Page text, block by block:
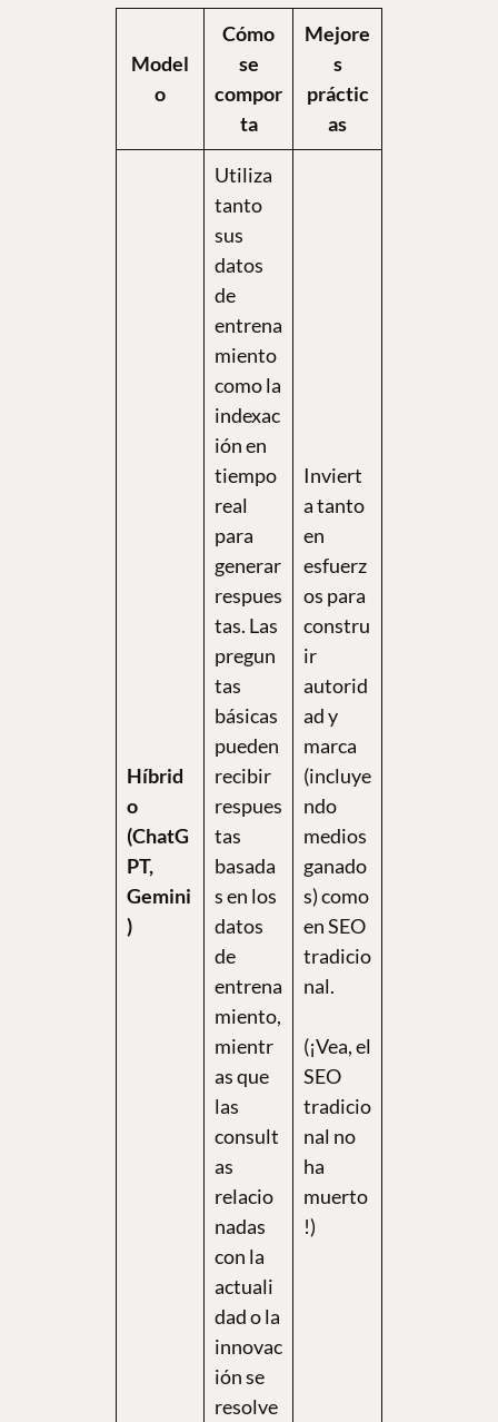
Model
o
Cómo
se
compor
ta
Mejore
s
práctic
as
Híbrid
o
(ChatG
PT,
Gemini
)
Utiliza
tanto
sus
datos
de
entrena
miento
como la
indexac
ión en
tiempo
real
para
generar
respues
tas. Las
pregun
tas
básicas
pueden
recibir
respues
tas
basada
s en los
datos
de
entrena
miento,
mientr
as que
las
consult
as
relacio
nadas
con la
actuali
dad o la
innovac
ión se
resolve
Inviert
a tanto
en
esfuerz
os para
constru
ir
autorid
ad y
marca
(incluye
ndo
medios
ganado
s) como
en SEO
tradicio
nal.
(¡Vea, el
SEO
tradicio
nal no
ha
muerto
!)